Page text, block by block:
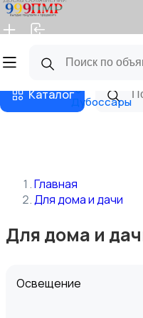
Главная
КаталогДубоссары
Главная
Для дома и дачи
Для дома и
Освещение